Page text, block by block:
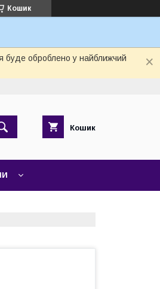
Кошик
буде оброблено у найближчий
Кошик